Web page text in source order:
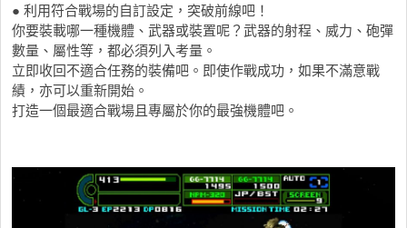
● 利用符合戰場的自訂設定，突破前線吧！
你要裝載哪一種機體、武器或裝置呢？武器的射程、威力、砲彈
數量、屬性等，都必須列入考量。
立即收回不適合任務的裝備吧。即使作戰成功，如果不滿意戰
績，亦可以重新開始。
打造一個最適合戰場且專屬於你的最強機體吧。